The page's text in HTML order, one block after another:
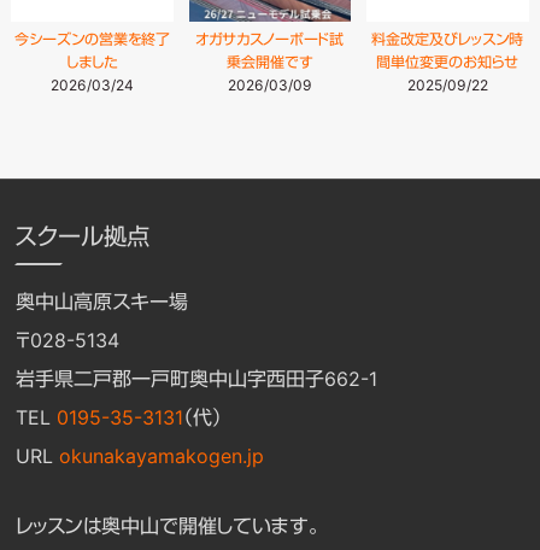
今シーズンの営業を終了
しました
2026/03/24
オガサカスノーボード試
乗会開催です
2026/03/09
料金改定及びレッスン時
間単位変更のお知らせ
2025/09/22
スクール拠点
奥中山高原スキー場
〒028-5134
岩手県二戸郡一戸町奥中山字西田子662-1
TEL 0195-35-3131（代）
URLokunakayamakogen.jp
レッスンは奥中山で開催しています。